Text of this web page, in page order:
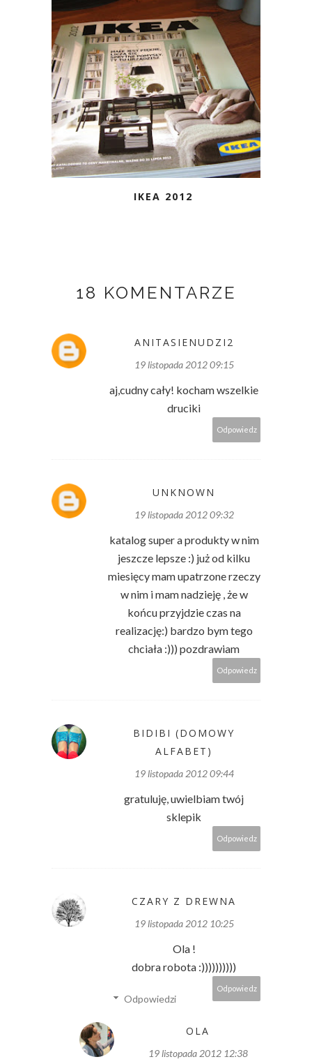
IKEA 2012
18 KOMENTARZE
ANITASIENUDZI2
19 listopada 2012 09:15
aj,cudny cały! kocham wszelkie
druciki
Odpowiedz
UNKNOWN
19 listopada 2012 09:32
katalog super a produkty w nim
jeszcze lepsze :) już od kilku
miesięcy mam upatrzone rzeczy
w nim i mam nadzieję , że w
końcu przyjdzie czas na
realizację:) bardzo bym tego
chciała :))) pozdrawiam
Odpowiedz
BIDIBI (DOMOWY
ALFABET)
19 listopada 2012 09:44
gratuluję, uwielbiam twój
sklepik
Odpowiedz
CZARY Z DREWNA
19 listopada 2012 10:25
Ola !
dobra robota :))))))))))
Odpowiedz
Odpowiedzi
OLA
19 listopada 2012 12:38